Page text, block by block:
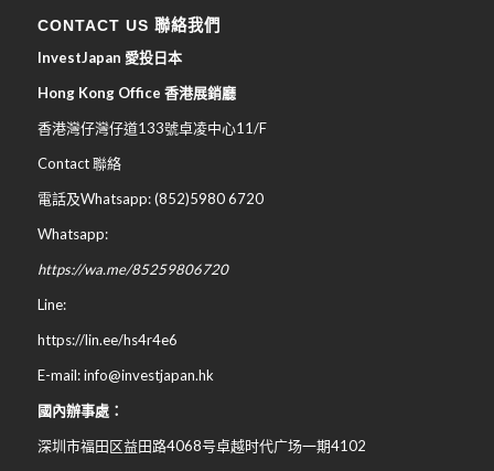
CONTACT US 聯絡我們
InvestJapan 愛投日本
Hong Kong Office 香港展銷廳
香港灣仔灣仔道133號卓凌中心11/F
Contact 聯絡
電話及Whatsapp: (852)5980 6720
Whatsapp:
https://wa.me/85259806720
Line:
https://lin.ee/hs4r4e6
E-mail: info@investjapan.hk
國內辦事處：
深圳市福田区益田路4068号卓越时代广场一期4102